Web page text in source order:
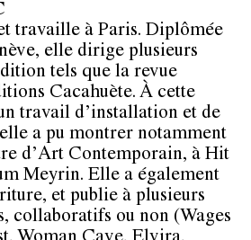
travaille à Paris. Diplômée
elle dirige plusieurs
tels que la revue
Cacahuète. À cette
travail d’installation et de
a pu montrer notamment
d’Art Contemporain, à Hit
Meyrin. Elle a également
et publie à plusieurs
collaboratifs ou non (Wages